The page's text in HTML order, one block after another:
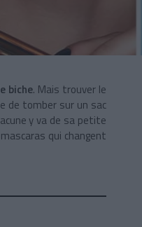
biche. Mais trouver le
de tomber sur un sac
y va de sa petite
qui changent